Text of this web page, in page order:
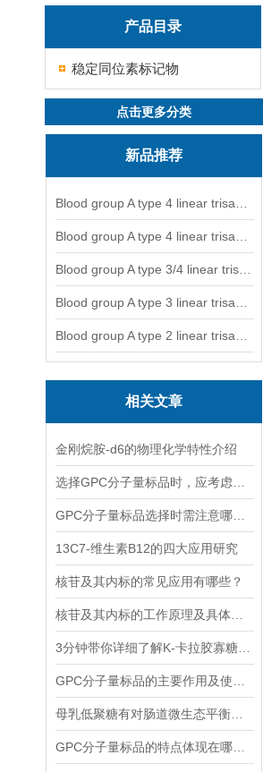
产品目录
稳定同位素标记物
点击更多分类
新品推荐
相关文章
金刚烷胺-d6的物理化学特性介绍
13C7-维生素B12的四大应用研究
核苷及其内标的常见应用有哪些？